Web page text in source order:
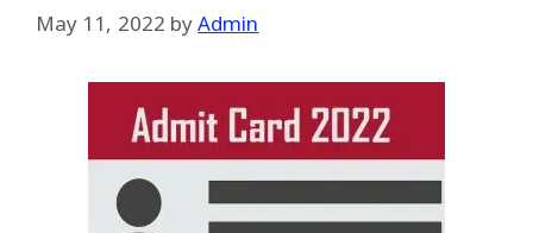
May 11, 2022 byAdmin